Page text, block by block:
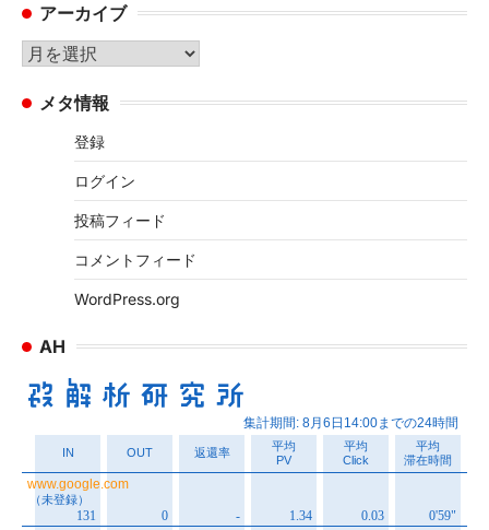
ゴ
リ
ー
アーカイブ
ア
カ メタ情報
登録
ログイン
投稿フィード
コメントフィード
WordPress.org
AH